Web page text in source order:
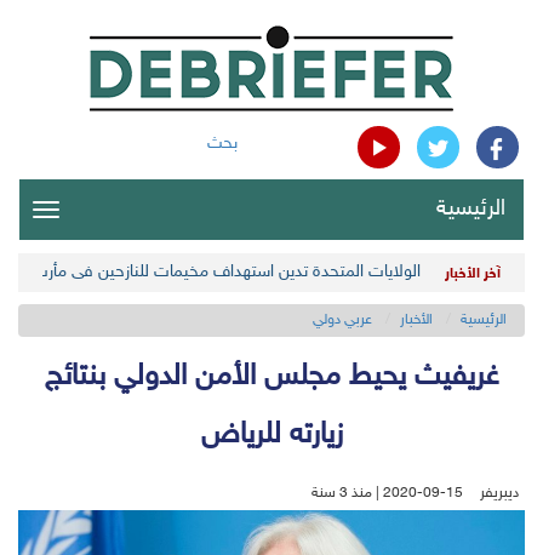
بحث
الرئيسية
آخر الأخبار الولايات المتحدة تدين استهداف مخيمات للنازحين في مأرب
الرئيسية الأخبار عربي دولي
غريفيث يحيط مجلس الأمن الدولي بنتائج
زيارته للرياض
ديبريفر 2020-09-15 | منذ 3 سنة